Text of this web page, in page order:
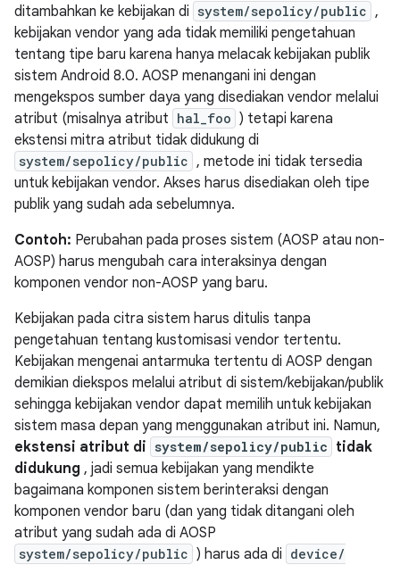
ditambahkan ke kebijakan di system/sepolicy/public ,
kebijakan vendor yang ada tidak memiliki pengetahuan
tentang tipe baru karena hanya melacak kebijakan publik
sistem Android 8.0. AOSP menangani ini dengan
mengekspos sumber daya yang disediakan vendor melalui
atribut (misalnya atribut hal_foo ) tetapi karena
ekstensi mitra atribut tidak didukung di
system/sepolicy/public , metode ini tidak tersedia
untuk kebijakan vendor. Akses harus disediakan oleh tipe
publik yang sudah ada sebelumnya.
Contoh: Perubahan pada proses sistem (AOSP atau non-
AOSP) harus mengubah cara interaksinya dengan
komponen vendor non-AOSP yang baru.
Kebijakan pada citra sistem harus ditulis tanpa
pengetahuan tentang kustomisasi vendor tertentu.
Kebijakan mengenai antarmuka tertentu di AOSP dengan
demikian diekspos melalui atribut di sistem/kebijakan/publik
sehingga kebijakan vendor dapat memilih untuk kebijakan
sistem masa depan yang menggunakan atribut ini. Namun,
ekstensi atribut di system/sepolicy/public tidak
didukung , jadi semua kebijakan yang mendikte
bagaimana komponen sistem berinteraksi dengan
komponen vendor baru (dan yang tidak ditangani oleh
atribut yang sudah ada di AOSP
system/sepolicy/public ) harus ada di device/